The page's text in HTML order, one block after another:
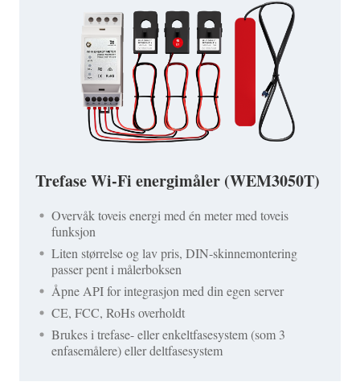
Trefase Wi-Fi energimåler (WEM3050T)
Overvåk toveis energi med én meter med toveis
funksjon
Liten størrelse og lav pris, DIN-skinnemontering
passer pent i målerboksen
Åpne API for integrasjon med din egen server
CE, FCC, RoHs overholdt
Brukes i trefase- eller enkeltfasesystem (som 3
enfasemålere) eller deltfasesystem